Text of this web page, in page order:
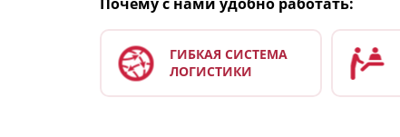
ГИБКАЯ СИСТЕМА
ЛОГИСТИКИ